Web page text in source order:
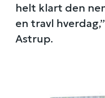
helt klart den
en travl
Astrup.